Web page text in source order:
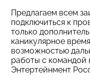
Предлагаем всем
подключиться к
только
каникулярное
возможностью
работы с
Энтертейнмент